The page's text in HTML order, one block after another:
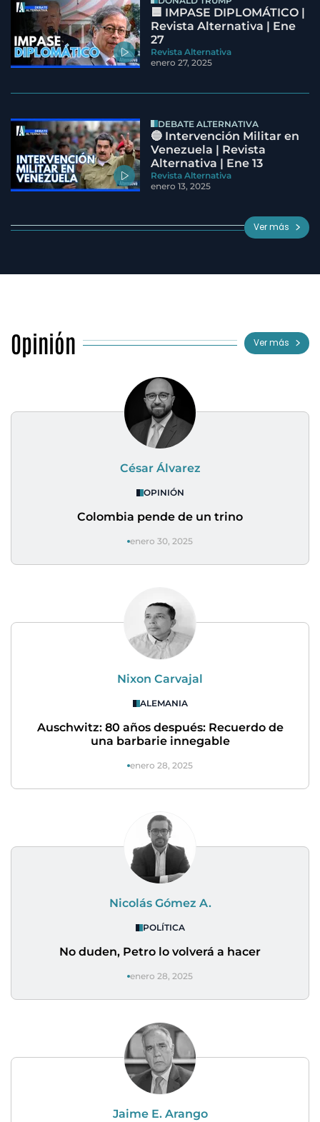
🟦 IMPASE DIPLOMÁTICO |
Revista Alternativa | Ene
27
Revista Alternativa
enero 27, 2025
DEBATE ALTERNATIVA
🔵 Intervención Militar en
Venezuela | Revista
Alternativa | Ene 13
Revista Alternativa
enero 13, 2025
Ver más
Opinión Ver más
César Álvarez
OPINIÓN
Colombia pende de un trino
enero 30, 2025
Nixon Carvajal
ALEMANIA
Auschwitz: 80 años después: Recuerdo de
una barbarie innegable
enero 28, 2025
Nicolás Gómez A.
POLÍTICA
No duden, Petro lo volverá a hacer
enero 28, 2025
Jaime E. Arango